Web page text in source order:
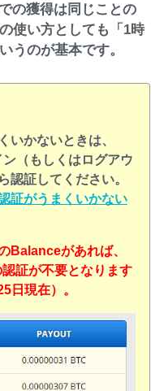
の獲得は同じことの
使い方としても「1時
うのが基本です。
いかないときは、
（もしくはログアウ
認証してください。
証がうまくいかない
Balanceがあれば、
証が不要となります
日現在）。